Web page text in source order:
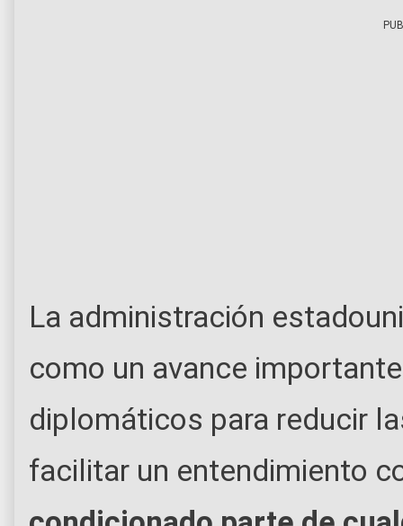
La administración
como un avance
diplomáticos para reducir
facilitar un entendimiento